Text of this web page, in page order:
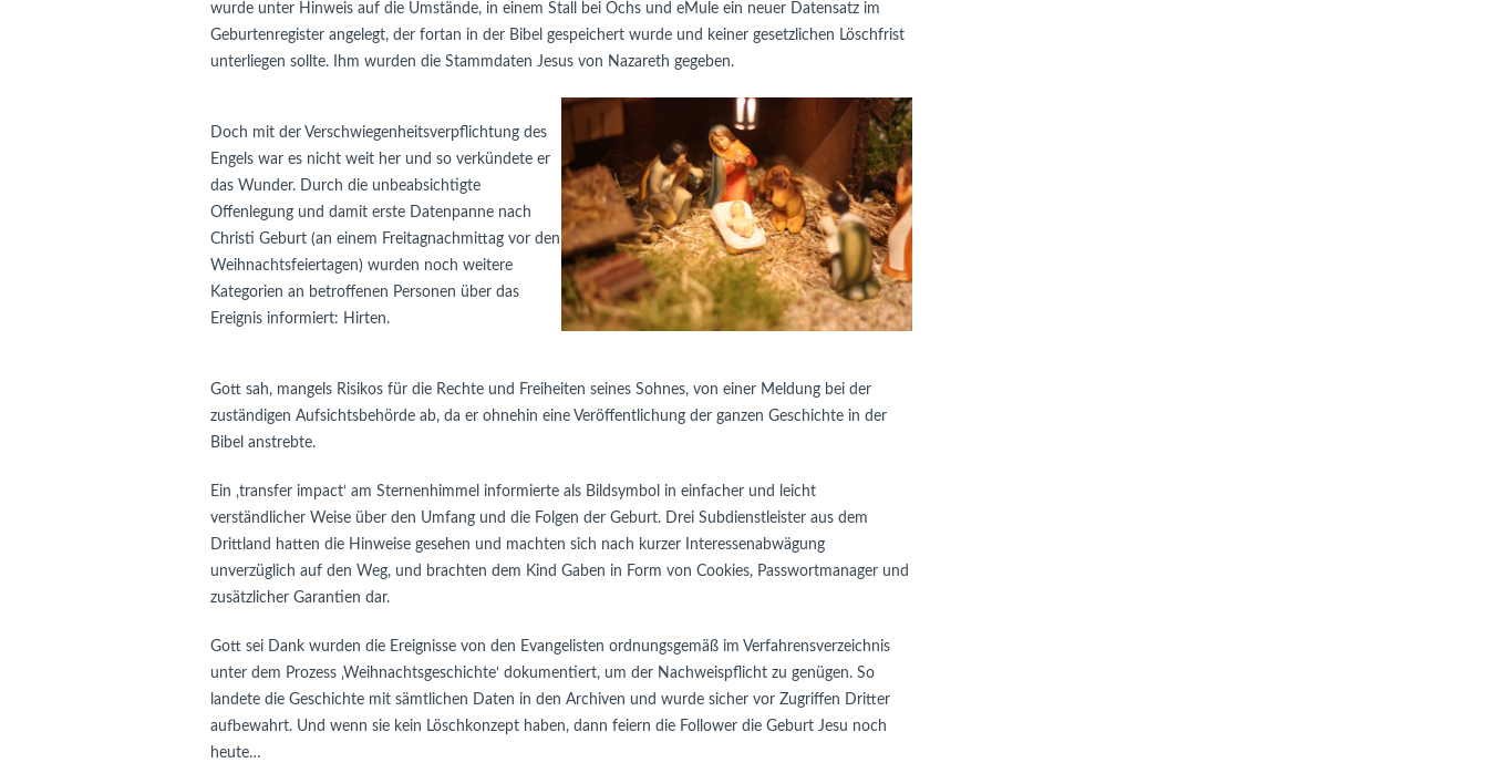
wurde unter Hinweis auf die Umstände, in einem Stall bei Ochs und eMule ein neuer Datensatz im
Geburtenregister angelegt, der fortan in der Bibel gespeichert wurde und keiner gesetzlichen Löschfrist
unterliegen sollte. Ihm wurden die Stammdaten Jesus von Nazareth gegeben.
Doch mit der Verschwiegenheitsverpflichtung des
Engels war es nicht weit her und so verkündete er
das Wunder. Durch die unbeabsichtigte
Offenlegung und damit erste Datenpanne nach
Christi Geburt (an einem Freitagnachmittag vor den
Weihnachtsfeiertagen) wurden noch weitere
Kategorien an betroffenen Personen über das
Ereignis informiert: Hirten.
Gott sah, mangels Risikos für die Rechte und Freiheiten seines Sohnes, von einer Meldung bei der
zuständigen Aufsichtsbehörde ab, da er ohnehin eine Veröffentlichung der ganzen Geschichte in der
Bibel anstrebte.
Ein ‚transfer impact‘ am Sternenhimmel informierte als Bildsymbol in einfacher und leicht
verständlicher Weise über den Umfang und die Folgen der Geburt. Drei Subdienstleister aus dem
Drittland hatten die Hinweise gesehen und machten sich nach kurzer Interessenabwägung
unverzüglich auf den Weg, und brachten dem Kind Gaben in Form von Cookies, Passwortmanager und
zusätzlicher Garantien dar.
Gott sei Dank wurden die Ereignisse von den Evangelisten ordnungsgemäß im Verfahrensverzeichnis
unter dem Prozess ‚Weihnachtsgeschichte‘ dokumentiert, um der Nachweispflicht zu genügen. So
landete die Geschichte mit sämtlichen Daten in den Archiven und wurde sicher vor Zugriffen Dritter
aufbewahrt. Und wenn sie kein Löschkonzept haben, dann feiern die Follower die Geburt Jesu noch
heute…